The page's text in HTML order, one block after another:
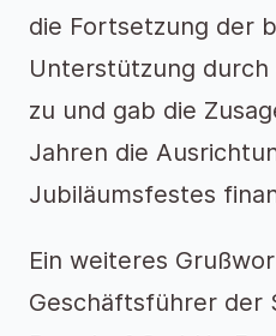
die Fortsetzung der
Unterstützung durch
zu und gab die
Jahren die
Jubiläumsfestes
Ein weiteres
Geschäftsführer der